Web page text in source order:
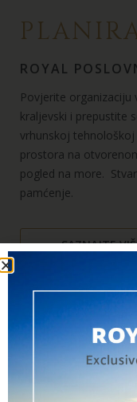
ROYAL
Povjerite
kraljevski i prepustite
vrhunskoj
prostora na
pogled na more.
pamćenje.
SAZNAJTE